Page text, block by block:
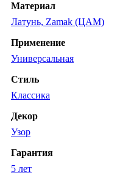
Материал
Латунь, Zamak (ЦАМ)
Применение
Универсальная
Стиль
Классика
Декор
Узор
Гарантия
5 лет